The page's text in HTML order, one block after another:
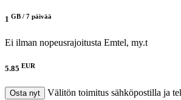
1 GB / 7 päivää
Ei ilman nopeusrajoitusta Emtel, my.t
5.85 EUR
Osta nyt
Välitön toimitus sähköpostilla ja